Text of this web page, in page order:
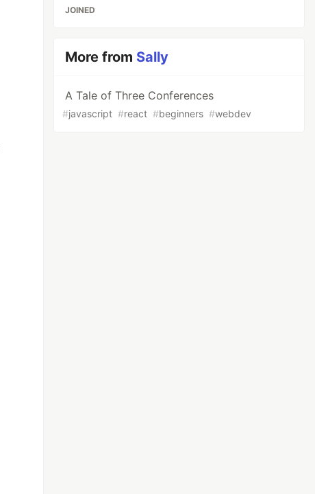
JOINED
More from Sally
A Tale of Three Conferences
#javascript #react #beginners #webdev